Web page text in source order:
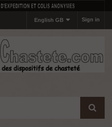
Sign in
English GB